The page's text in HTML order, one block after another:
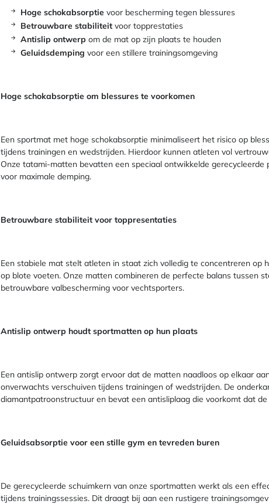
Hoge schokabsorptie voor bescherming tegen blessures
Betrouwbare stabiliteit voor topprestaties
Antislip ontwerp om de mat op zijn plaats te houden
Geluidsdemping voor een stillere trainingsomgeving
Hoge schokabsorptie om blessures te voorkomen
Een sportmat met hoge schokabsorptie minimaliseert het risico op
tijdens trainingen en wedstrijden. Hierdoor kunnen atleten vol
Onze tatami-matten bevatten een speciaal ontwikkelde
voor maximale demping.
Betrouwbare stabiliteit voor toppresentaties
Een stabiele mat stelt atleten in staat zich volledig te concentreren
op blote voeten. Onze matten combineren de perfecte balans tussen
betrouwbare valbescherming voor vechtsporters.
Antislip ontwerp houdt sportmatten op hun plaats
Een antislip ontwerp zorgt ervoor dat de matten naadloos op elkaar
onverwachts verschuiven tijdens trainingen of wedstrijden. De
diamantpatroonstructuur en bevat een antisliplaag die voorkomt dat
Geluidsabsorptie voor een stille gym en tevreden buren
De gerecycleerde schuimkern van onze sportmatten werkt als een
tijdens trainingssessies. Dit draagt bij aan een rustigere